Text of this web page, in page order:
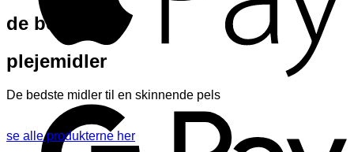
de bedste
plejemidler
De bedste midler til en skinnende pels
se alle produkterne her